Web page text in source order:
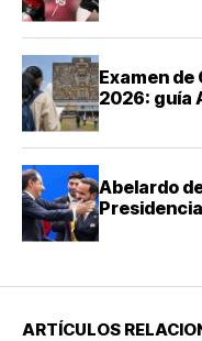
Examen de
2026: guía
Abelardo
ARTÍCULOS